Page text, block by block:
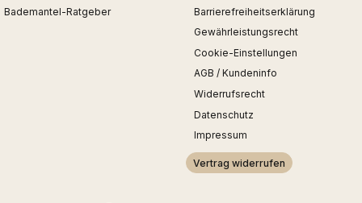
Bademantel-Ratgeber
Barrierefreiheitserklärung
Gewährleistungsrecht
Cookie-Einstellungen
AGB / Kundeninfo
Widerrufsrecht
Datenschutz
Impressum
Vertrag widerrufen